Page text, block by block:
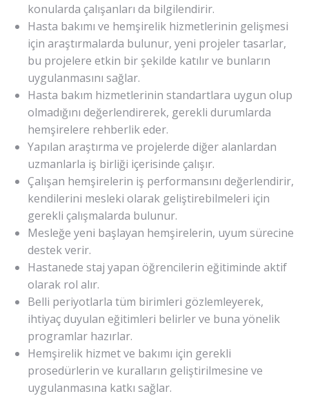
konularda çalışanları da bilgilendirir.
Hasta bakımı ve hemşirelik hizmetlerinin gelişmesi
için araştırmalarda bulunur, yeni projeler tasarlar,
bu projelere etkin bir şekilde katılır ve bunların
uygulanmasını sağlar.
Hasta bakım hizmetlerinin standartlara uygun olup
olmadığını değerlendirerek, gerekli durumlarda
hemşirelere rehberlik eder.
Yapılan araştırma ve projelerde diğer alanlardan
uzmanlarla iş birliği içerisinde çalışır.
Çalışan hemşirelerin iş performansını değerlendirir,
kendilerini mesleki olarak geliştirebilmeleri için
gerekli çalışmalarda bulunur.
Mesleğe yeni başlayan hemşirelerin, uyum sürecine
destek verir.
Hastanede staj yapan öğrencilerin eğitiminde aktif
olarak rol alır.
Belli periyotlarla tüm birimleri gözlemleyerek,
ihtiyaç duyulan eğitimleri belirler ve buna yönelik
programlar hazırlar.
Hemşirelik hizmet ve bakımı için gerekli
prosedürlerin ve kuralların geliştirilmesine ve
uygulanmasına katkı sağlar.